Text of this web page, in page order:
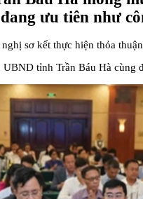
ưu tiên như
sơ kết thực hiện thỏa
UBND tỉnh Trần Báu Hà cùng